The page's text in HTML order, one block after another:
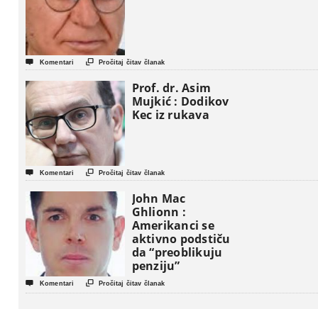
 Komentari  Pročitaj čitav članak
Prof. dr. Asim
Mujkić : Dodikov
Kec iz rukava
 Komentari  Pročitaj čitav članak
John Mac
Ghlionn :
Amerikanci se
aktivno podstiču
da “preoblikuju
penziju”
 Komentari  Pročitaj čitav članak